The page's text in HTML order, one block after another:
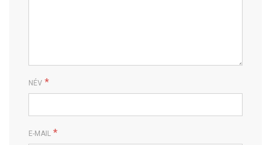
NÉV *
E-MAIL *